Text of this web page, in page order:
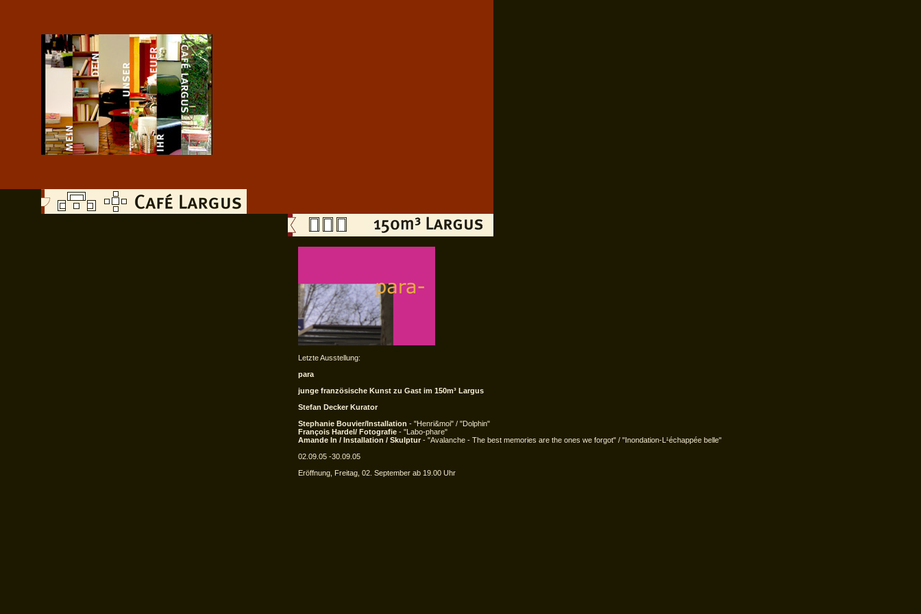
Letzte Ausstellung:
para
junge französische Kunst zu Gast im 150m³ Largus
Stefan Decker Kurator
Stephanie Bouvier/Installation - "Henri&moi" / "Dolphin"
François Hardel/ Fotografie - "Labo-phare"
Amande In / Installation / Skulptur - "Avalanche - The best memories are the ones we forgot" / "Inondation-L¹échappée belle"
02.09.05 -30.09.05
Eröffnung, Freitag, 02. September ab 19.00 Uhr